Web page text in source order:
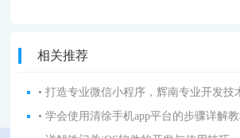
相关推荐
• 打造专业微信小程序，辉南专业开发技
• 学会使用清徐手机app平台的步骤详解